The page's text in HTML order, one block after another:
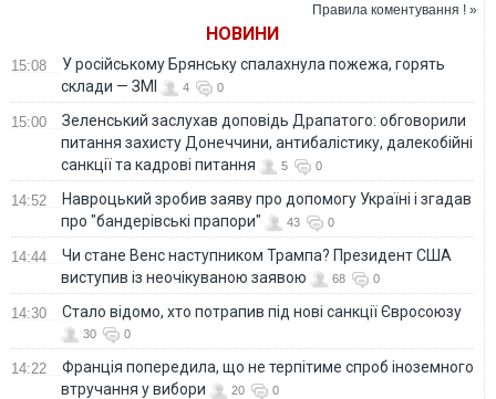
Правила коментування ! »
НОВИНИ
15:08
У російському Брянську спалахнула пожежа, горять
склади — ЗМІ
4 0
15:00
Зеленський заслухав доповідь Драпатого: обговорили
питання захисту Донеччини, антибалістику, далекобійні
санкції та кадрові питання
5 0
14:52
Навроцький зробив заяву про допомогу Україні і згадав
про "бандерівські прапори"
43 0
14:44
Чи стане Венс наступником Трампа? Президент США
виступив із неочікуваною заявою
68 0
14:30 Стало відомо, хто потрапив під нові санкції Євросоюзу
30 0
14:22
Франція попередила, що не терпітиме спроб іноземного
втручання у вибори
20 0